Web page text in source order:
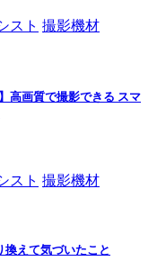
スト 撮影機材
高画質で撮影できる スマ
スト 撮影機材
換えて気づいたこと